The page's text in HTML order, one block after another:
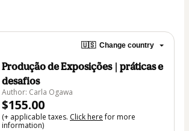
🇺🇸 Change country
Produção de Exposições | práticas e
desafios
Author: Carla Ogawa
$155.00
(+ applicable taxes. Click herefor more
information)